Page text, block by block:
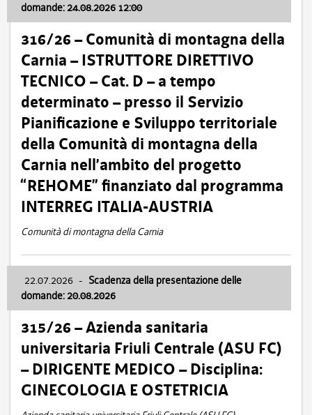
domande: 24.08.2026 12:00
316/26 – Comunità di montagna della
Carnia – ISTRUTTORE DIRETTIVO
TECNICO – Cat. D – a tempo
determinato – presso il Servizio
Pianificazione e Sviluppo territoriale
della Comunità di montagna della
Carnia nell’ambito del progetto
“REHOME” finanziato dal programma
INTERREG ITALIA-AUSTRIA
Comunità di montagna della Carnia
22.07.2026 - Scadenza della presentazione delle
domande: 20.08.2026
315/26 – Azienda sanitaria
universitaria Friuli Centrale (ASU FC)
– DIRIGENTE MEDICO – Disciplina:
GINECOLOGIA E OSTETRICIA